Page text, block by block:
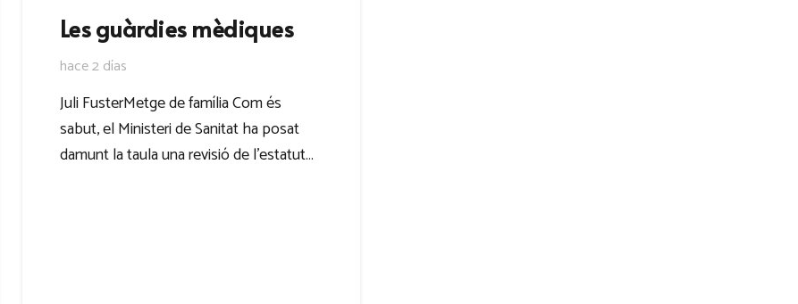
Les guàrdies mèdiques
hace 2 días
Juli FusterMetge de família Com és
sabut, el Ministeri de Sanitat ha posat
damunt la taula una revisió de l’estatut…